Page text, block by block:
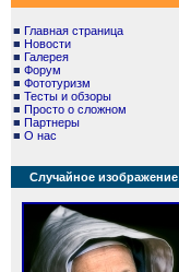
■ Главная страница
■ Новости
■ Галерея
■ Форум
■ Фототуризм
■ Тесты и обзоры
■ Просто о сложном
■ Партнеры
■ О нас
Случайное изображение